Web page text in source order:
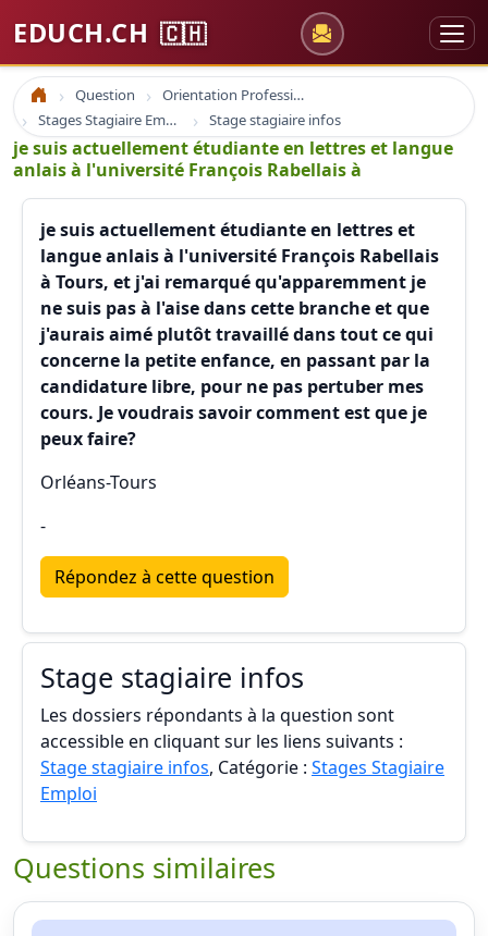
EDUCH.CH 🇨🇭
Accueil Question
Orientation Professionnelle
Stages Stagiaire Emploi
Stage stagiaire infos
je suis actuellement étudiante en lettres et langue
anlais à l'université François Rabellais à
je suis actuellement étudiante en lettres et
langue anlais à l'université François Rabellais
à Tours, et j'ai remarqué qu'apparemment je
ne suis pas à l'aise dans cette branche et que
j'aurais aimé plutôt travaillé dans tout ce qui
concerne la petite enfance, en passant par la
candidature libre, pour ne pas pertuber mes
cours. Je voudrais savoir comment est que je
peux faire?
Orléans-Tours
-
Répondez à cette question
Stage stagiaire infos
Les dossiers répondants à la question sont
accessible en cliquant sur les liens suivants :
Stage stagiaire infos, Catégorie : Stages Stagiaire
Emploi
Questions similaires